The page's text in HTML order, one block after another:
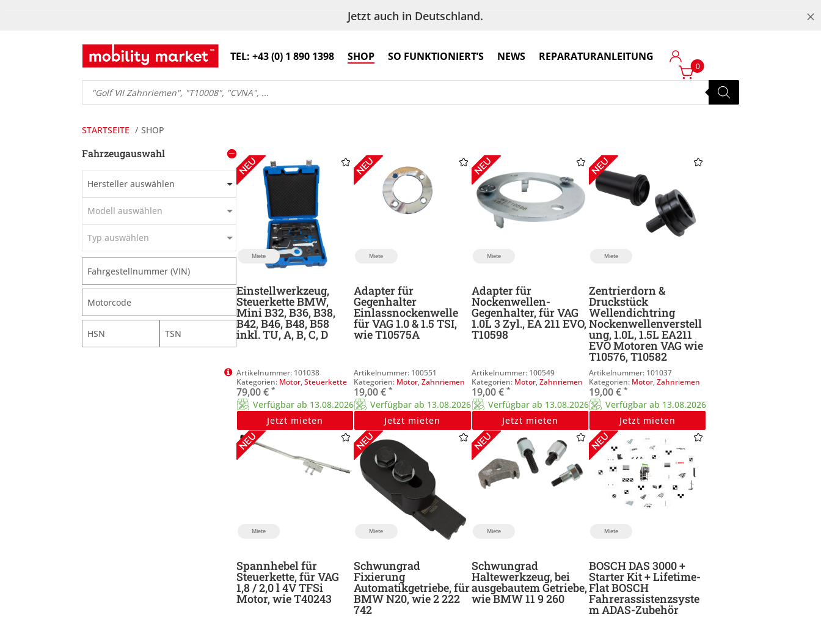
Jetzt auch in Deutschland. M
TEL: +43 (0) 1 890 1398 SHOP SO FUNKTIONIERT’S NEWS REPARATURANLEITUNG Login
0
Products
search
STARTSEITE SHOP
Fahrzeugauswahl
Hersteller auswählen
Modell auswählen
Typ auswählen
Miete
Einstellwerkzeug,
Steuerkette BMW,
Mini B32, B36, B38,
B42, B46, B48, B58
inkl. TU, A, B, C, D
101038
Motor,Steuerkette
79,00€ *
Verfügbar ab 13.08.2026
Jetzt mieten
Miete
Adapter für
Gegenhalter
Einlassnockenwelle
für VAG 1.0 & 1.5 TSI,
wie T10575A
100551
Motor,Zahnriemen
19,00€ *
Verfügbar ab 13.08.2026
Jetzt mieten
Miete
Adapter für
Nockenwellen-
Gegenhalter, für VAG
1.0L 3 Zyl., EA 211 EVO,
T10598
100549
Motor,Zahnriemen
19,00€ *
Verfügbar ab 13.08.2026
Jetzt mieten
Miete
Zentrierdorn &
Druckstück
Wellendichtring
Nockenwellenverstell
ung, 1.0L, 1.5L EA211
EVO Motoren VAG wie
T10576, T10582
101037
Motor,Zahnriemen
19,00€ *
Verfügbar ab 13.08.2026
Jetzt mieten
Miete
Spannhebel für
Steuerkette, für VAG
1,8 / 2,0 l 4V TFSi
Motor, wie T40243
Miete
Schwungrad
Fixierung
Automatikgetriebe, für
BMW N20, wie 2 222
742
Miete
Schwungrad
Haltewerkzeug, bei
ausgebautem Getriebe,
wie BMW 11 9 260
Miete
BOSCH DAS 3000 +
Starter Kit + Lifetime-
Flat BOSCH
Fahrerassistenzsyste
m ADAS-Zubehör